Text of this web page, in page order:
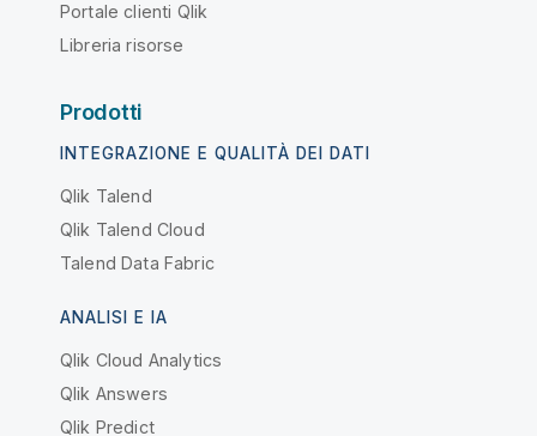
Portale clienti Qlik
Libreria risorse
Prodotti
INTEGRAZIONE E QUALITÀ DEI DATI
Qlik Talend
Qlik Talend Cloud
Talend Data Fabric
ANALISI E IA
Qlik Cloud Analytics
Qlik Answers
Qlik Predict